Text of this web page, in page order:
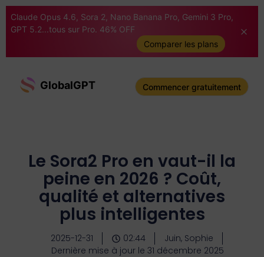
Claude Opus 4.6, Sora 2, Nano Banana Pro, Gemini 3 Pro,
GPT 5.2...tous sur Pro. 46% OFF
Comparer les plans
GlobalGPT Commencer gratuitement
Le Sora2 Pro en vaut-il la
peine en 2026 ? Coût,
qualité et alternatives
plus intelligentes
2025-12-31 02:44
Juin, Sophie
Dernière mise à jour le 31 décembre 2025